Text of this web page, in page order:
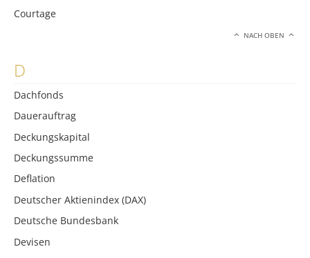
Courtage
NACH OBEN
D
Dachfonds
Dauerauftrag
Deckungskapital
Deckungssumme
Deflation
Deutscher Aktienindex (DAX)
Deutsche Bundesbank
Devisen